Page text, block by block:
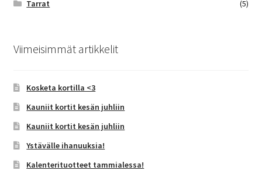
Tarrat
(5)
Viimeisimmät artikkelit
Kosketa kortilla <3
Kauniit kortit kesän juhliin
Kauniit kortit kesän juhliin
Ystävälle ihanuuksia!
Kalenterituotteet tammialessa!